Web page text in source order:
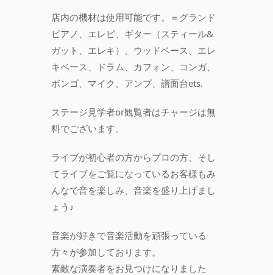
店内の機材は使用可能です。＝グランド
ピアノ、エレピ、ギター（スティール&
ガット、エレキ）、ウッドベース、エレ
キベース、ドラム、カフォン、コンガ、
ボンゴ、マイク、アンプ、譜面台ets.
ステージ見学者or観覧者はチャージは無
料でございます。
ライブが初心者の方からプロの方、そし
てライブをご覧になっているお客様もみ
んなで音を楽しみ、音楽を盛り上げまし
ょう♪
音楽が好きで音楽活動を頑張っている
方々が参加しております。
素敵な演奏者をお見つけになりました